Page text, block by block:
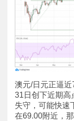
澳元/日元正逼
31日创下近期高
失守，可能快速
在69.00附近，